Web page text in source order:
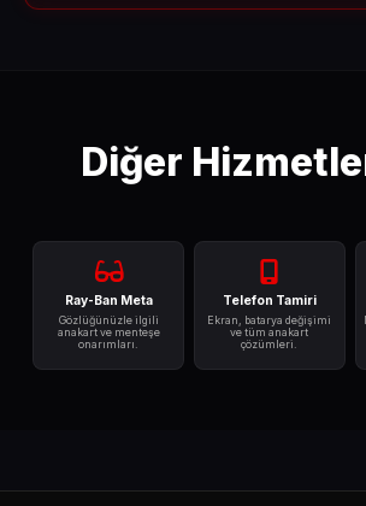
Diğer
Ray-Ban Meta
Gözlüğünüzle ilgili
anakart ve menteşe
onarımları.
Telefon Tamiri
Ekran, batarya değişimi
ve tüm anakart
çözümleri.